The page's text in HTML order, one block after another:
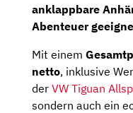
anklappbare
Abenteuer
Mit einem
netto, inklusive
der VW Tiguan
sondern auch ein